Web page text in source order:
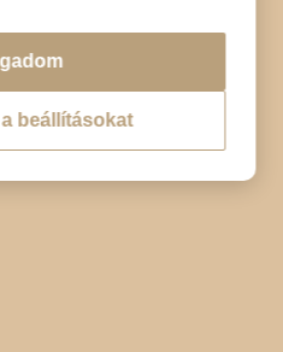
beállításokat